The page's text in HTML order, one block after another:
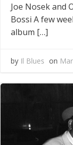
Joe Nosek and
Bossi A few
album […]
by Il Blues on